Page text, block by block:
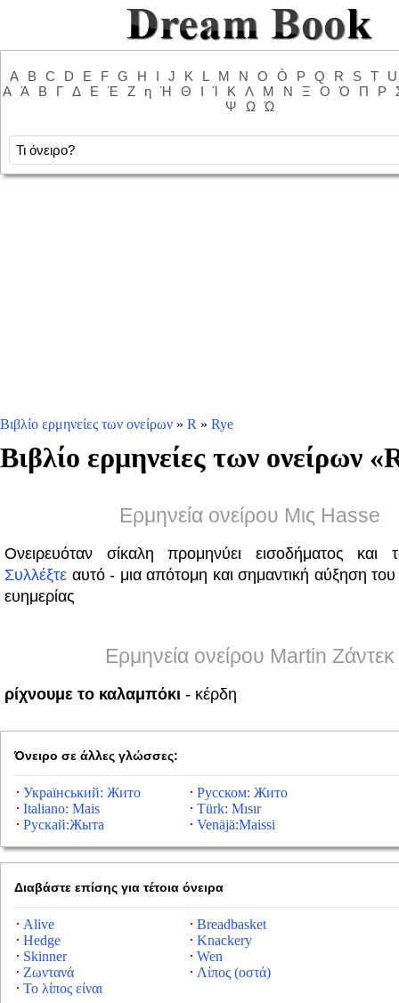
A B C D E F G H I J K L M N O Ò P Q R S T
U
Α Ά Β Γ Δ Ε Έ Ζ η Ή Θ Ι Ί Κ Λ Μ Ν Ξ Ο Ό Π Ρ
Ψ
Ω Ώ
Βιβλίο ερμηνείες των ονείρων » R » Rye
Βιβλίο ερμηνείες των ονείρων «
Ερμηνεία ονείρου Μις Hasse
Ονειρευόταν σίκαλη προμηνύει εισοδήματος και
Συλλέξτε αυτό - μια απότομη και σημαντική αύξηση
ευημερίας
Ερμηνεία ονείρου Martin Ζάντεκ
ρίχνουμε το καλαμπόκι - κέρδη
Όνειρο σε άλλες γλώσσες:
Український: Жито
Русском: Жито
Italiano: Mais
Türk: Mısır
Рускай:Жыта
Venäjä:Maissi
Διαβάστε επίσης για τέτοια όνειρα
Alive
Breadbasket
Hedge
Knackery
Skinner
Wen
Ζωντανά
Λίπος (οστά)
Το λίπος είναι